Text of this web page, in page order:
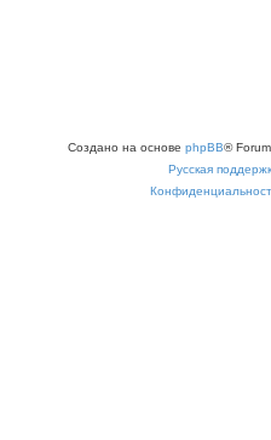
Создано на основе phpBB®
Русская